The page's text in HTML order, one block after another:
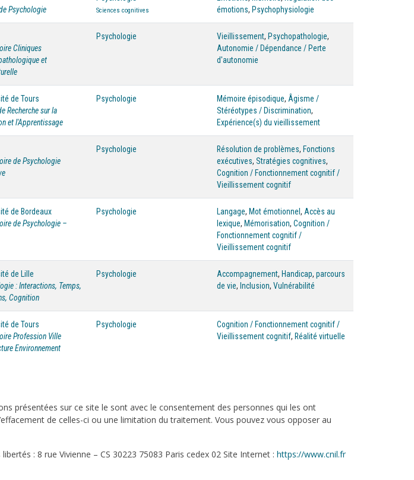
Psychologie
Sciences cognitives
émotions, Psychophysiologie
Cliniques
et
Psychologie Vieillissement, Psychopathologie,
Autonomie / Dépendance / Perte
d'autonomie
de Tours
Recherche sur la
et l'Apprentissage
Psychologie Mémoire épisodique, Âgisme /
Stéréotypes / Discrimination,
Expérience(s) du vieillissement
de Psychologie
Psychologie Résolution de problèmes, Fonctions
exécutives, Stratégies cognitives,
Cognition / Fonctionnement cognitif /
Vieillissement cognitif
de Bordeaux
de Psychologie –
Psychologie Langage, Mot émotionnel , Accès au
lexique, Mémorisation, Cognition /
Fonctionnement cognitif /
Vieillissement cognitif
de Lille
: Interactions, Temps,
Cognition
Psychologie Accompagnement, Handicap, parcours
de vie, Inclusion, Vulnérabilité
de Tours
Profession Ville
Environnement
Psychologie
Cognition / Fonctionnement cognitif /
Vieillissement cognitif, Réalité virtuelle
présentées sur ce site le sont avec le consentement des personnes qui les ont
de celles-ci ou une limitation du traitement. Vous pouvez vous opposer au
: 8 rue Vivienne – CS 30223 75083 Paris cedex 02 Site Internet : https://www.cnil.fr